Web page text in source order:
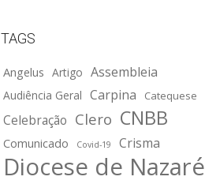
TAGS
Angelus Artigo Assembleia
Audiência Geral Carpina Catequese
Celebração Clero CNBB
Comunicado Covid-19 Crisma
Diocese de Nazaré